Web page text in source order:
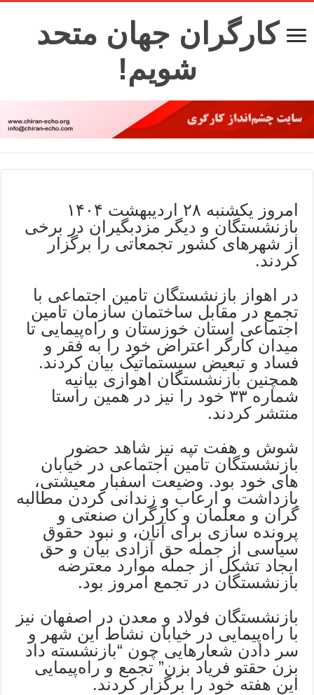
کارگران جهان متحد
شویم!
امروز یکشنبه ۲۸ اردیبهشت ۱۴۰۴
بازنشستگان و دیگر مزدبگیران در برخی
از شهرهای کشور تجمعاتی را برگزار
کردند.
در اهواز بازنشستگان تامین اجتماعی با
تجمع در مقابل ساختمان سازمان تامین
اجتماعی استان خوزستان و راه‌پیمایی تا
میدان کارگر اعتراض خود را به فقر و
فساد و تبعیض سیستماتیک بیان کردند.
همچنین بازنشستگان اهوازی بیانیه
شماره ۳۳ خود را نیز در همین راستا
منتشر کردند.
شوش و هفت تپه نیز شاهد حضور
بازنشستگان تامین اجتماعی در خیابان
های خود بود. وضیعت اسفبار معیشتی،
بازداشت و ارعاب و زندانی کردن مطالبه
گران و معلمان و کارگران صنعتی و
پرونده سازی برای آنان، و نبود حقوق
سیاسی از جمله حق آزادی بیان و حق
ایجاد تشکل از جمله موارد معترضه
بازنشستگان در تجمع امروز بود.
بازنشستگان فولاد و معدن در اصفهان نیز
با راه‌پیمایی در خیابان نشاط این شهر و
سر دادن شعارهایی چون “بازنشسته داد
بزن حقتو فریاد بزن” تجمع و راه‌پیمایی
این هفته خود را برگزار کردند.